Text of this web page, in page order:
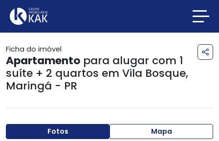
Ficha do imóvel
Apartamento para alugar com 1
suíte + 2 quartos em Vila Bosque,
Maringá - PR
Fotos Mapa